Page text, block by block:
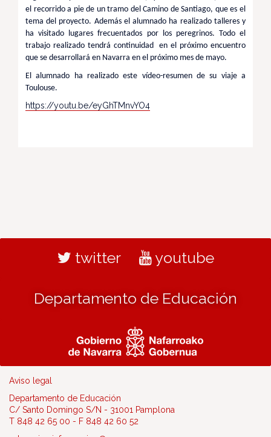
el recorrido a pie de un tramo del Camino de Santiago, que es el
tema del proyecto. Además el alumnado ha realizado talleres y
ha visitado lugares frecuentados por los peregrinos. Todo el
trabajo realizado tendrá continuidad en el próximo encuentro
que se desarrollará en Navarra en el próximo mes de mayo.
El alumnado ha realizado este vídeo-resumen de su viaje a
Toulouse.
https://youtu.be/eyGhTMnvYO4
twitter youtube
Departamento de Educación
Aviso legal
Departamento de Educación
C/ Santo Domingo S/N - 31001 Pamplona
T 848 42 65 00 - F 848 42 60 52